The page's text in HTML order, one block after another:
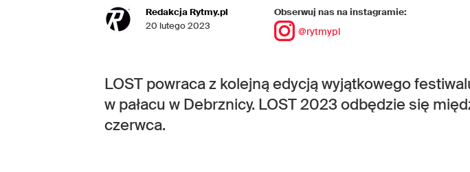
Redakcja Rytmy.pl
20 lutego 2023
Obserwuj nas na instagramie:
@rytmypl
LOST powraca z kolejną edycją wyjątkowego
w pałacu w Debrznicy. LOST 2023 odbędzie się
czerwca.